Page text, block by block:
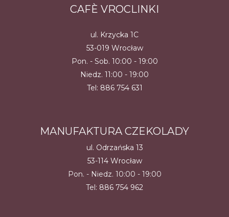
CAFÈ VROCLINKI
ul. Krzycka 1C
53-019 Wrocław
Pon. - Sob. 10:00 - 19:00
Niedz. 11:00 - 19:00
Tel: 886 754 631
MANUFAKTURA CZEKOLADY
ul. Odrzańska 13
53-114 Wrocław
Pon. - Niedz. 10:00 - 19:00
Tel: 886 754 962